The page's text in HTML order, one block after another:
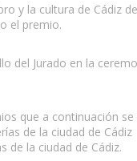
y la cultura de Cádiz
el premio.
del Jurado en la
que a continuación
de la ciudad de Cádiz
de la ciudad de Cádiz.